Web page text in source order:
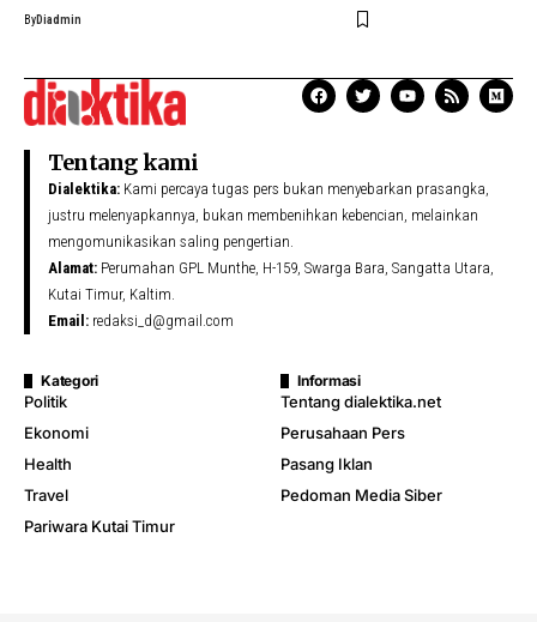
ByDiadmin
Tentang kami
Dialektika: Kami percaya tugas pers bukan menyebarkan prasangka,
justru melenyapkannya, bukan membenihkan kebencian, melainkan
mengomunikasikan saling pengertian.
Alamat: Perumahan GPL Munthe, H-159, Swarga Bara, Sangatta Utara,
Kutai Timur, Kaltim.
Email: redaksi_d@gmail.com
Kategori
Politik
Ekonomi
Health
Travel
Pariwara Kutai Timur
Informasi
Tentang dialektika.net
Perusahaan Pers
Pasang Iklan
Pedoman Media Siber